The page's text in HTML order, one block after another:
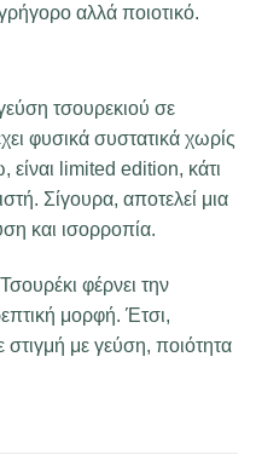
αλλά ποιοτικό.
τσουρεκιού σε
φυσικά συστατικά χωρίς
είναι limited edition, κάτι
Σίγουρα, αποτελεί μια
και ισορροπία.
φέρνει την
μορφή. Έτσι,
με γεύση, ποιότητα